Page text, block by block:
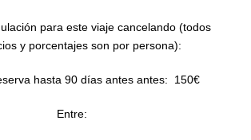
para este viaje cancelando (todos
y porcentajes son por persona):
hasta 90 días antes antes: 150€
Entre: